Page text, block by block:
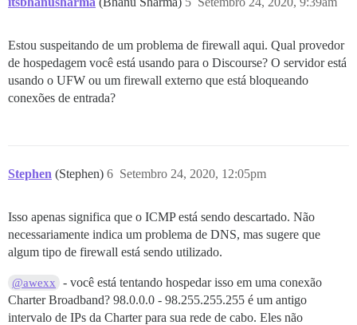
Estou suspeitando de um problema de firewall aqui. Qual provedor
de hospedagem você está usando para o Discourse? O servidor está
usando o UFW ou um firewall externo que está bloqueando
conexões de entrada?
Stephen (Stephen) Setembro 24, 2020, 12:05pm
6
Isso apenas significa que o ICMP está sendo descartado. Não
necessariamente indica um problema de DNS, mas sugere que
algum tipo de firewall está sendo utilizado.
@awexx
- você está tentando hospedar isso em uma conexão
Charter Broadband? 98.0.0.0 - 98.255.255.255 é um antigo
intervalo de IPs da Charter para sua rede de cabo. Eles não